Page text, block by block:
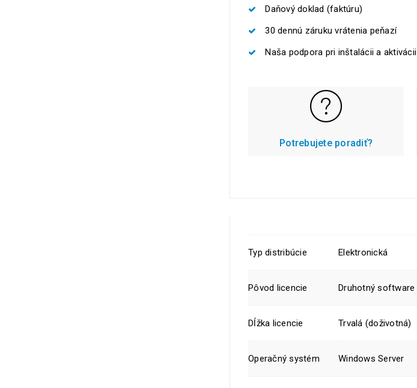
Daňový doklad (faktúru)
30 dennú záruku vrátenia peňazí
Naša podpora pri inštalácii a aktivácii
Potrebujete poradiť?
Typ distribúcie Elektronická
Pôvod licencie Druhotný software
Dĺžka licencie Trvalá (doživotná)
Operačný systém Windows Server